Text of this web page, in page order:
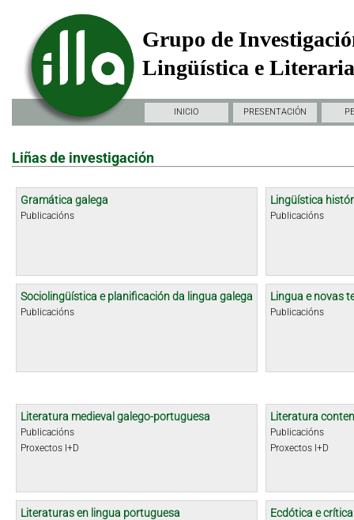
Grupo de
Lingüística e
INICIO PRESENTACIÓN
Liñas de investigación
Gramática galega
Publicacións
Lingüística
Publicacións
Sociolingüística e planificación da lingua galega
Publicacións
Lingua e novas
Publicacións
Literatura medieval galego-portuguesa
Publicacións
Proxectos I+D
Literatura
Publicacións
Proxectos I+D
Literaturas en lingua portuguesa Ecdótica e